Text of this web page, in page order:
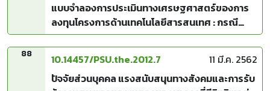
แบบจำลองการประเมินทางเศรษฐศาสตร์ของการ
ลงทุนโครงการด้านเทคโนโลยีสารสนเทศ : กรณี
ศึกษาหน่วยงานของมหาวิทยาลัยขอรัฐ
88 10.14457/PSU.the.2012.7
11 มี.ค. 2562
ปัจจัยส่วนบุคคล แรงสนับสนุนทางสังคมและการรับ